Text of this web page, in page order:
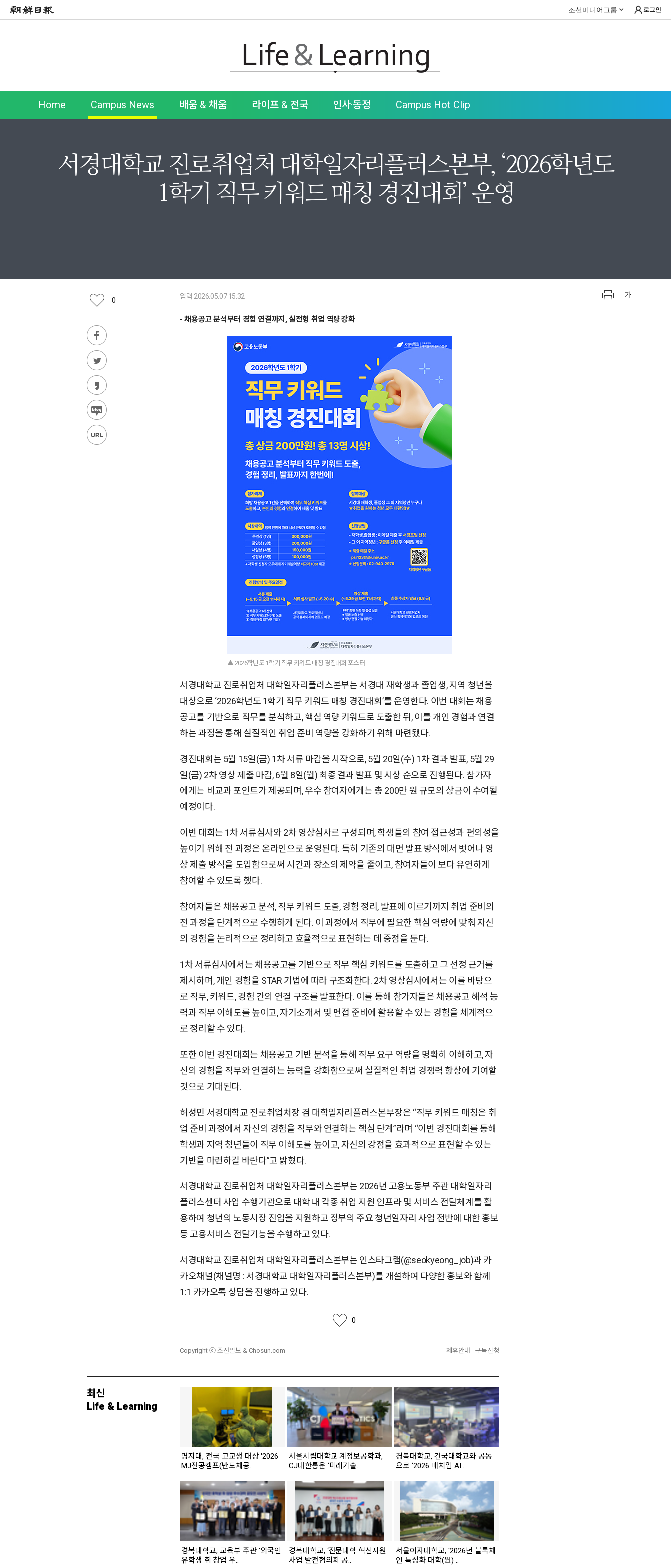
조선미디어그룹 로그인
Home Campus News 배움 & 채움 라이프 & 전국 인사·동정 Campus Hot Clip
서경대학교 진로취업처 대학일자리플러스본부, ‘2026학년도
1학기 직무 키워드 매칭 경진대회’ 운영
0 입력 2026.05.07 15:32
- 채용공고 분석부터 경험 연결까지, 실전형 취업 역량 강화
▲ 2026학년도 1학기 직무 키워드 매칭 경진대회 포스터
서경대학교 진로취업처 대학일자리플러스본부는 서경대 재학생과 졸업생, 지역 청년을
대상으로 ‘2026학년도 1학기 직무 키워드 매칭 경진대회’를 운영한다. 이번 대회는 채용
공고를 기반으로 직무를 분석하고, 핵심 역량 키워드로 도출한 뒤, 이를 개인 경험과 연결
하는 과정을 통해 실질적인 취업 준비 역량을 강화하기 위해 마련됐다.
경진대회는 5월 15일(금) 1차 서류 마감을 시작으로, 5월 20일(수) 1차 결과 발표, 5월 29
일(금) 2차 영상 제출 마감, 6월 8일(월) 최종 결과 발표 및 시상 순으로 진행된다. 참가자
에게는 비교과 포인트가 제공되며, 우수 참여자에게는 총 200만 원 규모의 상금이 수여될
예정이다.
이번 대회는 1차 서류심사와 2차 영상심사로 구성되며, 학생들의 참여 접근성과 편의성을
높이기 위해 전 과정은 온라인으로 운영된다. 특히 기존의 대면 발표 방식에서 벗어나 영
상 제출 방식을 도입함으로써 시간과 장소의 제약을 줄이고, 참여자들이 보다 유연하게
참여할 수 있도록 했다.
참여자들은 채용공고 분석, 직무 키워드 도출, 경험 정리, 발표에 이르기까지 취업 준비의
전 과정을 단계적으로 수행하게 된다. 이 과정에서 직무에 필요한 핵심 역량에 맞춰 자신
의 경험을 논리적으로 정리하고 효율적으로 표현하는 데 중점을 둔다.
1차 서류심사에서는 채용공고를 기반으로 직무 핵심 키워드를 도출하고 그 선정 근거를
제시하며, 개인 경험을 STAR 기법에 따라 구조화한다. 2차 영상심사에서는 이를 바탕으
로 직무, 키워드, 경험 간의 연결 구조를 발표한다. 이를 통해 참가자들은 채용공고 해석 능
력과 직무 이해도를 높이고, 자기소개서 및 면접 준비에 활용할 수 있는 경험을 체계적으
로 정리할 수 있다.
또한 이번 경진대회는 채용공고 기반 분석을 통해 직무 요구 역량을 명확히 이해하고, 자
신의 경험을 직무와 연결하는 능력을 강화함으로써 실질적인 취업 경쟁력 향상에 기여할
것으로 기대된다.
허성민 서경대학교 진로취업처장 겸 대학일자리플러스본부장은 “직무 키워드 매칭은 취
업 준비 과정에서 자신의 경험을 직무와 연결하는 핵심 단계”라며 “이번 경진대회를 통해
학생과 지역 청년들이 직무 이해도를 높이고, 자신의 강점을 효과적으로 표현할 수 있는
기반을 마련하길 바란다”고 밝혔다.
서경대학교 진로취업처 대학일자리플러스본부는 2026년 고용노동부 주관 대학일자리
플러스센터 사업 수행기관으로 대학 내 각종 취업 지원 인프라 및 서비스 전달체계를 활
용하여 청년의 노동시장 진입을 지원하고 정부의 주요 청년일자리 사업 전반에 대한 홍보
등 고용서비스 전달기능을 수행하고 있다.
서경대학교 진로취업처 대학일자리플러스본부는 인스타그램(@seokyeong_job)과 카
카오채널(채널명 : 서경대학교 대학일자리플러스본부)를 개설하여 다양한 홍보와 함께
1:1 카카오톡 상담을 진행하고 있다.
좋아요 0
Copyright ⓒ 조선일보 & Chosun.com 제휴안내 구독신청
최신
Life & Learning
명지대, 전국 고교생 대상 '2026
MJ전공캠프(반도체공..
서울시립대학교 계정보공학과,
CJ대한통운 ‘미래기술..
경복대학교, 건국대학교와 공동
으로 ‘2026 매치업 AI..
경복대학교, 교육부 주관 '외국인
유학생 취·창업 우..
경복대학교, ‘전문대학 혁신지원
사업 발전협의회 공..
서울여자대학교, '2026년 블록체
인 특성화 대학(원) ..